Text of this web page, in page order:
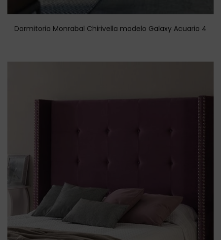
Dormitorio Monrabal Chirivella modelo Galaxy Acuario 4